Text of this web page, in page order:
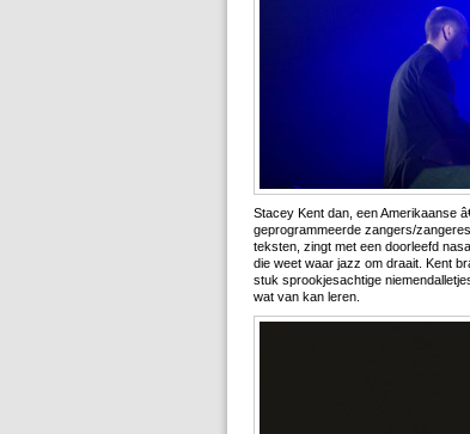
Stacey Kent dan, een Amerikaanse
geprogrammeerde zangers/
teksten, zingt met een doorleefd
die weet waar jazz om draait. Kent
stuk sprookjesachtige
wat van kan leren.